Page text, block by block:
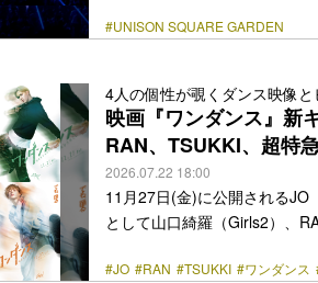
In The Spy」のリバイバルツ
ACCIDENT』に付属してい
href="https://bezzy.jp/2026/
#UNISON SQUARE GARDEN
4人の個性が覗くダンス映像
映画『ワンダンス』新
RAN、TSUKKI、超特
2026.07.22 18:00
11月27日(金)に公開されるJO
として山口綺羅（Girls2）、
を突破し「月刊アフタヌーン
#JO #RAN #TSUKKI #ワンダンス